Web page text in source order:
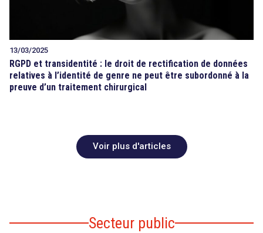
13/03/2025
RGPD et transidentité : le droit de rectification de données
relatives à l’identité de genre ne peut être subordonné à la
preuve d’un traitement chirurgical
Voir plus d'articles
Secteur public